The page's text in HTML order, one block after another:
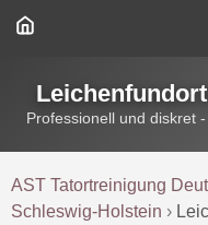
Professionell und diskret
AST Tatortreinigung
Schleswig-Holstein ›